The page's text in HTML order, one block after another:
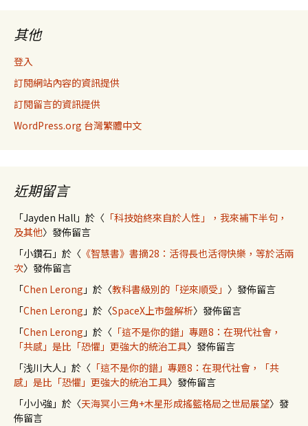
其他
登入
訂閱網站內容的資訊提供
訂閱留言的資訊提供
WordPress.org 台灣繁體中文
近期留言
「Jayden Hall 」於〈 「科技始終來自於人性」，我來補下半句，
及其他〉發佈留言
「小鑽石 」於〈 《智慧書》書摘28：活得長也活得快樂，等於活兩
次〉發佈留言
「Chen Lerong 」於〈教科書級別的「逆來順受」 〉發佈留言
「Chen Lerong 」於〈SpaceX上市盤解析〉發佈留言
「Chen Lerong 」於〈 「這不是你的錯」專題8：在現代社會，
「共感」是比「恐懼」更強大的統治工具〉發佈留言
「浅川大人 」於〈 「這不是你的錯」專題8：在現代社會，「共
感」是比「恐懼」更強大的統治工具〉發佈留言
「小小強 」於〈天海冥小三角+木星形成搖籃格局之世局展望〉發
佈留言